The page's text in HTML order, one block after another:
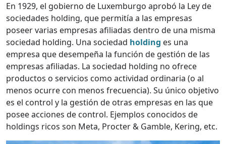
En 1929, el gobierno de Luxemburgo aprobó la Ley de
sociedades holding, que permitía a las empresas
poseer varias empresas afiliadas dentro de una misma
sociedad holding. Una sociedad holding es una
empresa que desempeña la función de gestión de las
empresas afiliadas. La sociedad holding no ofrece
productos o servicios como actividad ordinaria (o al
menos ocurre con menos frecuencia). Su único objetivo
es el control y la gestión de otras empresas en las que
posee acciones de control. Ejemplos conocidos de
holdings ricos son Meta, Procter & Gamble, Kering, etc.